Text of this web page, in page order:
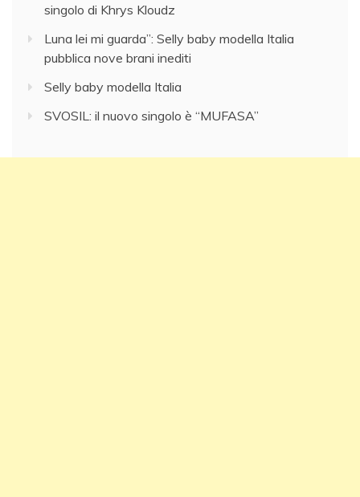
singolo di Khrys Kloudz
Luna lei mi guarda”: Selly baby modella Italia
pubblica nove brani inediti
Selly baby modella Italia
SVOSIL: il nuovo singolo è “MUFASA”